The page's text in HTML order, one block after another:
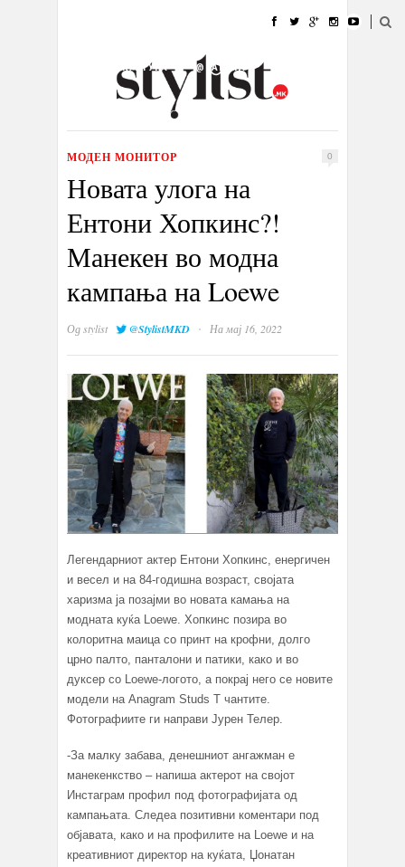
УБАВИНА
КУЛТУРА @РАБОТА
ИЗЛОГ
МОДЕН МОНИТОР 0
Новата улога на
Ентони Хопкинс?!
Манекен во модна
кампања на Loewe
Одstylist @StylistMKD · На мај 16, 2022
Легендарниот актер Ентони Хопкинс, енергичен
и весел и на 84-годишна возраст, својата
харизма ја позајми во новата камања на
модната куќа Loewe. Хопкинс позира во
колоритна маица со принт на крофни, долго
црно палто, панталони и патики, како и во
дуксер со Loewe-логото, а покрај него се новите
модели на Anagram Studs T чантите.
Фотографиите ги направи Јурен Телер.
-За малку забава, денешниот ангажман е
манекенкство – напиша актерот на својот
Инстаграм профил под фотографијата од
кампањата. Следеа позитивни коментари под
објавата, како и на профилите на Loewe и на
креативниот директор на куќата, Џонатан